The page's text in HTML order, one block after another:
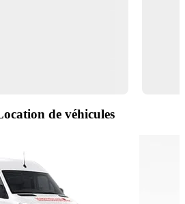
de véhicules